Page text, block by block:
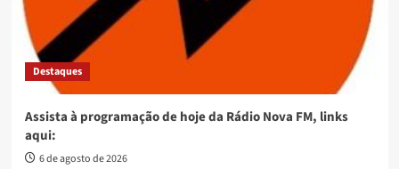
Destaques
Assista à programação de hoje da Rádio Nova FM, links
aqui:
6 de agosto de 2026